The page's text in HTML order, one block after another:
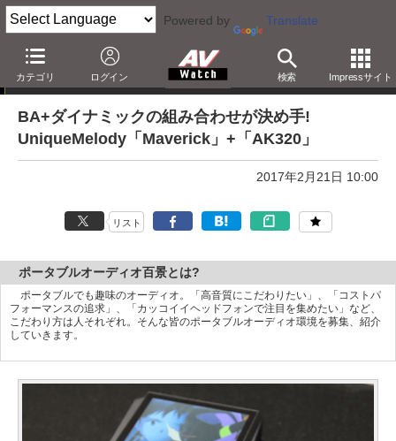
Powered by Translate
カテゴリ ログイン 検索 Impressサイト
ポータブルオーディオ百景
BA+ダイナミックの組み合わせが決め手!
UniqueMelody「Maverick」+「AK320」
2017年2月21日 10:00
リスト
ポータブルオーディオ百景とは?
ポータブルでも趣味のオーディオ。「高音質にこだわりたい」、「コストパ
フォーマンスの追求」、「カッコイイヘッドフォンで注目を集めたい」など、
こだわり方は人それぞれ。そんな皆のポータブルオーディオ環境を募集、紹介
していきます。